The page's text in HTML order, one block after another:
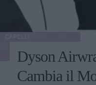
Dyson
Cambia il